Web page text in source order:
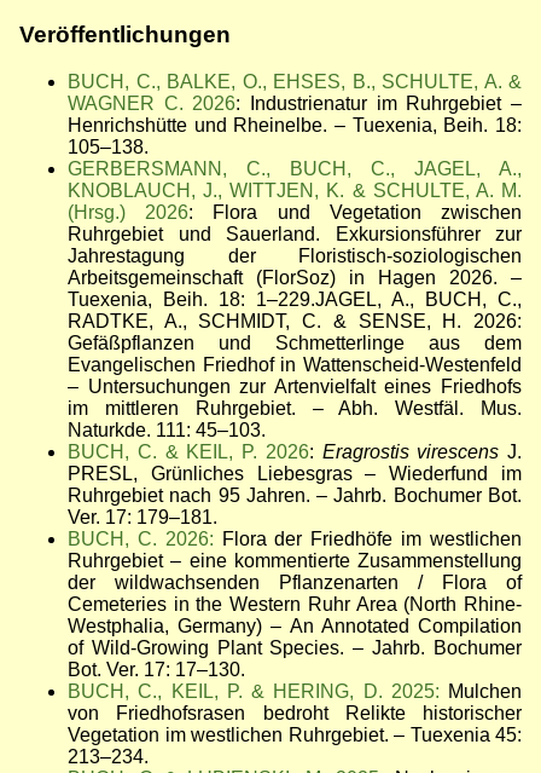
Veröffentlichungen
BUCH, C., BALKE, O., EHSES, B., SCHULTE, A. &
WAGNER C. 2026: Industrienatur im Ruhrgebiet–
Henrichshütte und Rheinelbe. – Tuexenia, Beih. 18:
105–138.
GERBERSMANN, C., BUCH, C., JAGEL, A.,
KNOBLAUCH, J., WITTJEN, K. & SCHULTE, A. M.
(Hrsg.) 2026: Flora und Vegetation zwischen
Ruhrgebiet und Sauerland. Exkursionsführer zur
Jahrestagung der Floristisch-soziologischen
Arbeitsgemeinschaft (FlorSoz) in Hagen 2026. –
Tuexenia, Beih. 18: 1–229.JAGEL, A., BUCH, C.,
RADTKE, A., SCHMIDT, C. & SENSE, H. 2026:
Gefäßpflanzen und Schmetterlinge aus dem
Evangelischen Friedhof in Wattenscheid-Westenfeld
– Untersuchungen zur Artenvielfalt eines Friedhofs
im mittleren Ruhrgebiet. –Abh. Westfäl. Mus.
Naturkde. 111: 45–103.
BUCH, C. & KEIL, P. 2026: Eragrostis virescens J.
PRESL, Grünliches Liebesgras – Wiederfund im
Ruhrgebiet nach 95 Jahren. – Jahrb. Bochumer Bot.
Ver. 17: 179–181.
BUCH, C. 2026: Flora der Friedhöfe im westlichen
Ruhrgebiet – eine kommentierte Zusammenstellung
der wildwachsenden Pflanzenarten / Flora of
Cemeteries in the Western Ruhr Area (North Rhine-
Westphalia, Germany) – An Annotated Compilation
of Wild-Growing Plant Species. – Jahrb. Bochumer
Bot. Ver. 17: 17–130.
BUCH, C., KEIL, P. & HERING, D. 2025: Mulchen
von Friedhofsrasen bedroht Relikte historischer
Vegetation im westlichen Ruhrgebiet. – Tuexenia 45:
213–234.